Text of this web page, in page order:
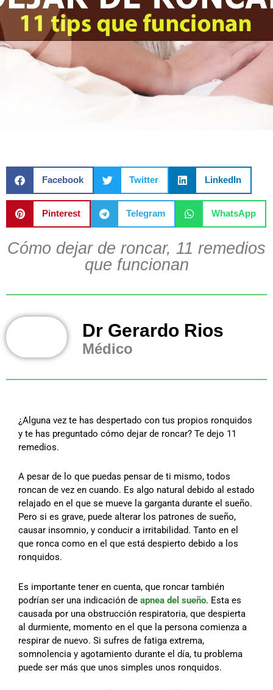
Facebook Twitter LinkedIn
Pinterest Telegram WhatsApp
Cómo dejar de roncar, 11 remedios
que funcionan
Dr Gerardo Rios
Médico
¿Alguna vez te has despertado con tus propios ronquidos
y te has preguntado cómo dejar de roncar? Te dejo 11
remedios.
A pesar de lo que puedas pensar de ti mismo, todos
roncan de vez en cuando. Es algo natural debido al estado
relajado en el que se mueve la garganta durante el sueño.
Pero si es grave, puede alterar los patrones de sueño,
causar insomnio, y conducir a irritabilidad. Tanto en el
que ronca como en el que está despierto debido a los
ronquidos.
Es importante tener en cuenta, que roncar también
podrían ser una indicación de apnea del sueño. Esta es
causada por una obstrucción respiratoria, que despierta
al durmiente, momento en el que la persona comienza a
respirar de nuevo. Si sufres de fatiga extrema,
somnolencia y agotamiento durante el día, tu problema
puede ser más que unos simples unos ronquidos.